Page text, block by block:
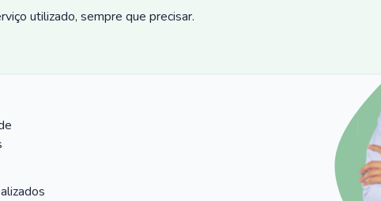
utilizado, sempre que precisar.